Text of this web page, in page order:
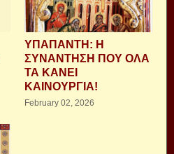
ΥΠΑΠΑΝΤΗ: Η
ΣΥΝΑΝΤΗΣΗ ΠΟΥ ΟΛΑ
ΤΑ ΚΑΝΕΙ
ΚΑΙΝΟΥΡΓΙΑ!
February 02, 2026